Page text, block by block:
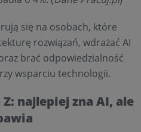
się na osobach, które
rozwiązań, wdrażać AI
brać odpowiedzialność
wsparciu technologii.
najlepiej zna AI, ale